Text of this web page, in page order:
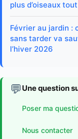
plus d’oiseaux
Février au jardin :
sans tarder va
l’hiver 2026
💬 Une question
Poser ma
Nous contacter